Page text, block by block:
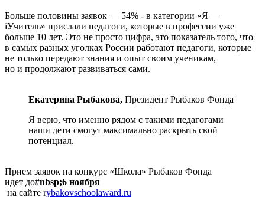
Больше половины заявок — 54% - в категории «Я —
iУчитель» прислали педагоги, которые в профессии уже
больше 10 лет. Это не просто цифра, это показатель того, что
в самых разных уголках России работают педагоги, которые
не только передают знания и опыт своим ученикам,
но и продолжают развиваться сами.
Екатерина Рыбакова, Президент Рыбаков Фонда
Я верю, что именно рядом с такими педагогами
наши дети смогут максимально раскрыть свой
потенциал.
Прием заявок на конкурс «Школа» Рыбаков Фонда
идет до#nbsp;6 ноября
на сайте rybakovschoolaward.ru